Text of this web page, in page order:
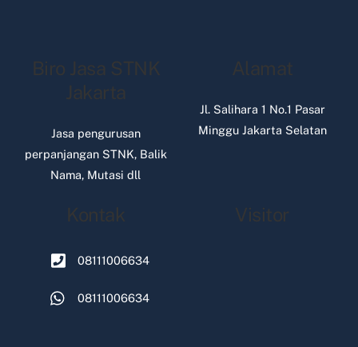
Biro Jasa STNK
Jakarta
Jasa pengurusan
perpanjangan STNK, Balik
Nama, Mutasi dll
Alamat
Jl. Salihara 1 No.1 Pasar
Minggu Jakarta Selatan
Kontak
08111006634
08111006634
Visitor